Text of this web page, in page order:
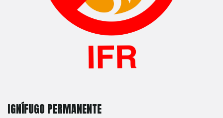
IGNÍFUGO PERMANENTE